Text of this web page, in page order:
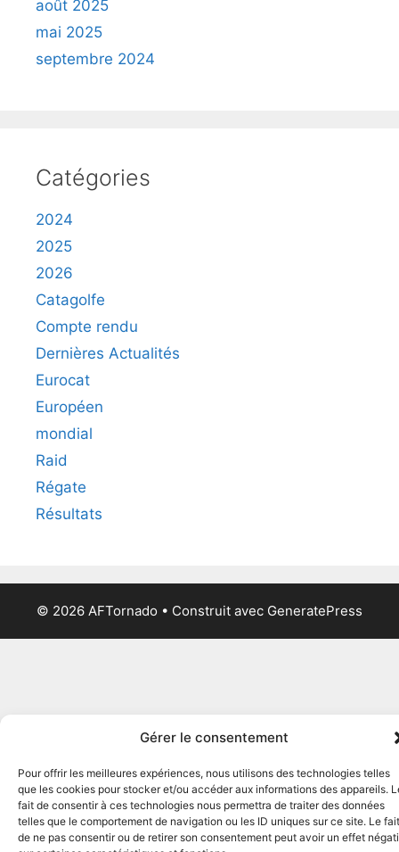
Gérer le consentement
Pour offrir les meilleures expériences, nous utilisons des technologies telles
que les cookies pour stocker et/ou accéder aux informations des appareils.
fait de consentir à ces technologies nous permettra de traiter des données
telles que le comportement de navigation ou les ID uniques sur ce site. Le fait
de ne pas consentir ou de retirer son consentement peut avoir un effet
août 2025
mai 2025
septembre 2024
Catégories
2024
2025
2026
Catagolfe
Compte rendu
Dernières Actualités
Eurocat
Européen
mondial
Raid
Régate
Résultats
© 2026 AFTornado • Construit avec GeneratePress